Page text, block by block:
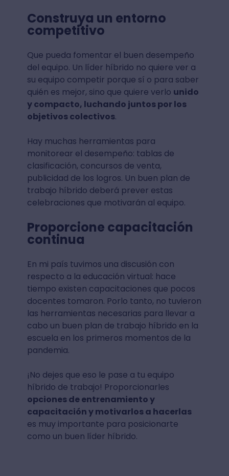
Construya un entorno
competitivo
Que pueda fomentar el buen desempeño
del equipo. Un líder híbrido no quiere ver a
su equipo competir porque sí o para saber
quién es mejor, sino que quiere verlo unido
y compacto, luchando juntos por los
objetivos colectivos.
Hay muchas herramientas para
monitorear el desempeño: tablas de
clasificación, concursos de venta,
publicidad de los logros. Un buen plan de
trabajo híbrido deberá prever estas
celebraciones que motivarán al equipo.
Proporcione capacitación
continua
En mi país tuvimos una discusión con
respecto a la educación virtual: hace
tiempo existen capacitaciones que pocos
docentes tomaron. Porlo tanto, no tuvieron
las herramientas necesarias para llevar a
cabo un buen plan de trabajo híbrido en la
escuela en los primeros momentos de la
pandemia.
¡No dejes que eso le pase a tu equipo
híbrido de trabajo! Proporcionarles
opciones de entrenamiento y
capacitación y motivarlos a hacerlas
es muy importante para posicionarte
como un buen líder híbrido.